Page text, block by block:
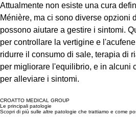
Attualmente non esiste una cura
Ménière, ma ci sono diverse opzioni
possono aiutare a gestire i sintomi.
per controllare la vertigine e
ridurre il consumo di sale, terapia di
per migliorare l'equilibrio, e in alcuni
CROATTO MEDICAL GROUP
Le principali patologie